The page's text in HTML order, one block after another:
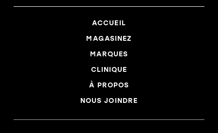
ACCUEIL
MAGASINEZ
MARQUES
CLINIQUE
À PROPOS
NOUS JOINDRE